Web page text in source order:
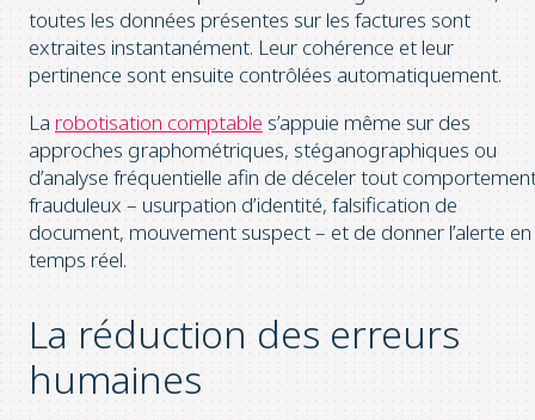
toutes les données présentes sur les factures sont
extraites instantanément. Leur cohérence et leur
pertinence sont ensuite contrôlées automatiquement.
La robotisation comptable s’appuie même sur des
approches graphométriques, stéganographiques ou
d’analyse fréquentielle afin de déceler tout
frauduleux – usurpation d’identité, falsification de
document, mouvement suspect – et de donner l’alerte en
temps réel.
La réduction des erreurs
humaines